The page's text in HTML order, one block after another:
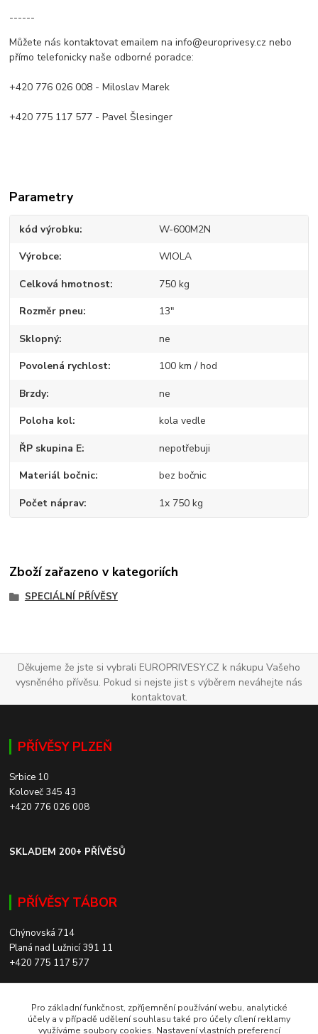
------
Můžete nás kontaktovat emailem na info@europrivesy.cz nebo
přímo telefonicky naše odborné poradce:
+420 776 026 008 - Miloslav Marek
+420 775 117 577 - Pavel Šlesinger
Parametry
kód výrobku W-600M2N
Výrobce WIOLA
Celková hmotnost 750 kg
Rozměr pneu 13"
Sklopný ne
Povolená rychlost 100 km / hod
Brzdy ne
Poloha kol kola vedle
ŘP skupina E nepotřebuji
Materiál bočnic bez bočnic
Počet náprav 1x 750 kg
Zboží zařazeno v kategoriích
SPECIÁLNÍ PŘÍVĚSY
Děkujeme že jste si vybrali EUROPRIVESY.CZ k nákupu Vašeho
vysněného přívěsu. Pokud si nejste jist s výběrem neváhejte nás
kontaktovat.
PŘÍVĚSY PLZEŇ
Srbice 10
Koloveč 345 43
+420 776 026 008
SKLADEM 200+ PŘÍVĚSŮ
PŘÍVĚSY TÁBOR
Chýnovská 714
Planá nad Lužnicí 391 11
+420 775 117 577
Pro základní funkčnost, zpříjemnění používání webu, analytické
účely a v případě udělení souhlasu také pro účely cílení reklamy
využíváme soubory cookies. Nastavení vlastních preferencí